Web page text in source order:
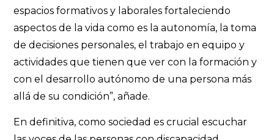
espacios formativos y laborales fortaleciendo
aspectos de la vida como es la autonomía, la toma
de decisiones personales, el trabajo en equipo y
actividades que tienen que ver con la formación y
con el desarrollo autónomo de una persona más
allá de su condición”, añade.
En definitiva, como sociedad es crucial escuchar